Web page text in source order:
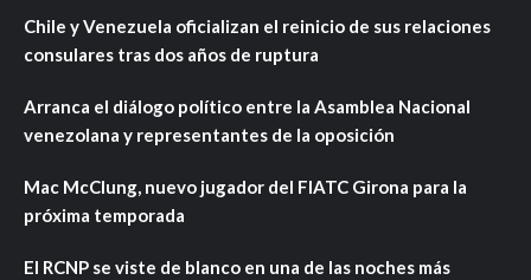
Chile y Venezuela oficializan el reinicio de sus relaciones
consulares tras dos años de ruptura
Arranca el diálogo político entre la Asamblea Nacional
venezolana y representantes de la oposición
Mac McClung, nuevo jugador del FIATC Girona para la
próxima temporada
El RCNP se viste de blanco en una de las noches más